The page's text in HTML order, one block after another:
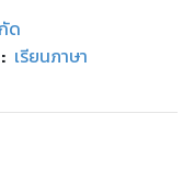
ด
: เรียนภาษา